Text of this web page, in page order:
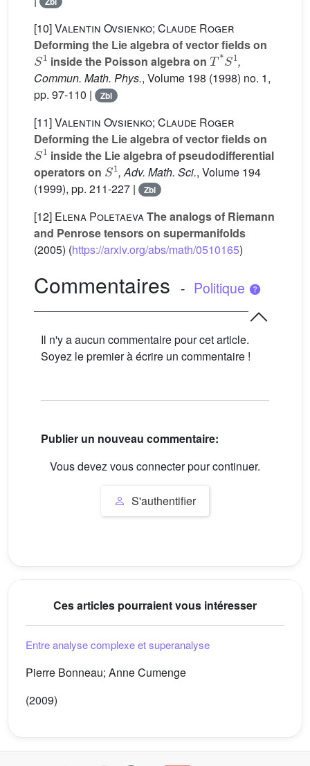
[10]Valentin Ovsienko; Claude Roger
Deforming the Lie algebra of vector fields on
S1
inside the Poisson algebra on
T*S1
,
Commun. Math. Phys., Volume 198 (1998) no. 1,
pp. 97-110 |
Zbl
[11]Valentin Ovsienko; Claude Roger
Deforming the Lie algebra of vector fields on
S1
inside the Lie algebra of pseudodifferential
operators on
S1
, Adv. Math. Sci., Volume 194
(1999), pp. 211-227 |
Zbl
[12] Elena PoletaevaThe analogs of Riemann
and Penrose tensors on supermanifolds
(2005) (https://arxiv.org/abs/math/0510165)
Commentaires - Politique
Il n'y a aucun commentaire pour cet article.
Soyez le premier à écrire un commentaire !
Publier un nouveau commentaire:
Vous devez vous connecter pour continuer.
S'authentifier
Ces articles pourraient vous intéresser
Entre analyse complexe et superanalyse
Pierre Bonneau; Anne Cumenge
(2009)